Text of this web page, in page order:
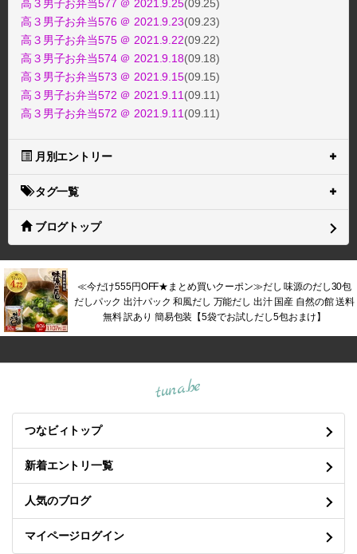
高３男子お弁当577 ＠ 2021.9.25(09.25)
高３男子お弁当576 ＠ 2021.9.23(09.23)
高３男子お弁当575 ＠ 2021.9.22(09.22)
高３男子お弁当574 ＠ 2021.9.18(09.18)
高３男子お弁当573 ＠ 2021.9.15(09.15)
高３男子お弁当572 ＠ 2021.9.11 (09.11)
高３男子お弁当572 ＠ 2021.9.11 (09.11)
月別エントリー
タグ一覧
ブログトップ
≪今だけ555円OFF★まとめ買いクーポン≫だし 味源のだし30包
だしパック 出汁パック 和風だし 万能だし 出汁 国産 自然の館 送料
無料 訳あり 簡易包装【5袋でお試しだし5包おまけ】
tuna.be
つなビィトップ
新着エントリ一覧
人気のブログ
マイページログイン